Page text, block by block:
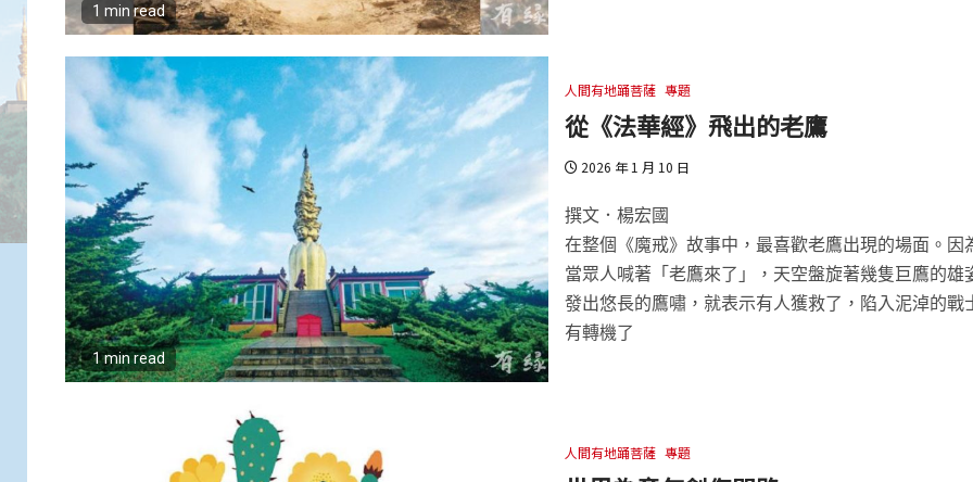
1 min read
1 min read
人間有地踊菩薩 專題
從《法華經》飛出的老鷹
2026 年 1 月 10 日
撰文．楊宏國
在整個《魔戒》故事中，最喜歡老鷹出現的場面。因
當眾人喊著「老鷹來了」，天空盤旋著幾隻巨鷹的雄
發出悠長的鷹嘯，就表示有人獲救了，陷入泥淖的戰
有轉機了
人間有地踊菩薩 專題